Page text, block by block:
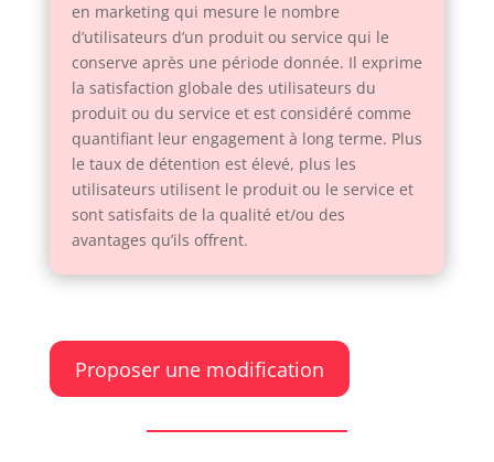
en marketing qui mesure le nombre
d’utilisateurs d’un produit ou service qui le
conserve après une période donnée. Il exprime
la satisfaction globale des utilisateurs du
produit ou du service et est considéré comme
quantifiant leur engagement à long terme. Plus
le taux de détention est élevé, plus les
utilisateurs utilisent le produit ou le service et
sont satisfaits de la qualité et/ou des
avantages qu’ils offrent.
Proposer une modification